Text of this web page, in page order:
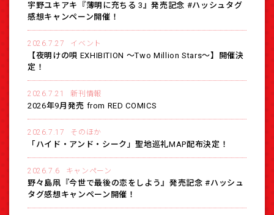
宇野ユキアキ『薄明に充ちる 3』発売記念 #ハッシュタグ
感想キャンペーン開催！
2026.7.27 イベント
【夜明けの唄 EXHIBITION 〜Two Million Stars〜】開催決
定！
2026.7.21 新刊情報
2026年9月発売 from RED COMICS
2026.7.17 そのほか
「ハイド・アンド・シーク」聖地巡礼MAP配布決定！
2026.7.6 キャンペーン
野々島凧『今世で最後の恋をしよう』発売記念 #ハッシュ
タグ感想キャンペーン開催！